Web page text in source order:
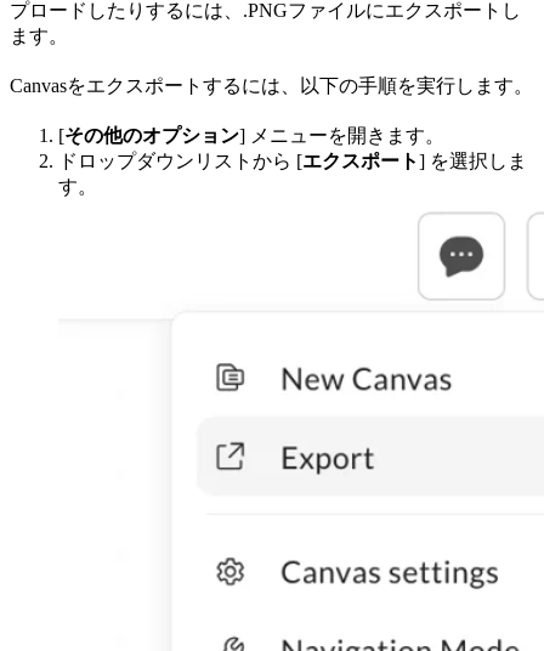
プロードしたりするには、.PNGファイルにエクスポートし
ます。
Canvasをエクスポートするには、以下の手順を実行します。
[その他のオプション] メニューを開きます。
ドロップダウンリストから [エクスポート] を選択しま
す。